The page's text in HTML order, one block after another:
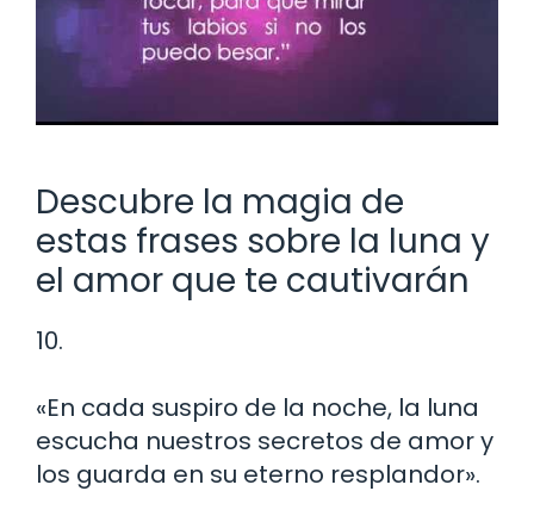
Descubre la magia de
estas frases sobre la luna y
el amor que te cautivarán
10.
«En cada suspiro de la noche, la luna
escucha nuestros secretos de amor y
los guarda en su eterno resplandor».